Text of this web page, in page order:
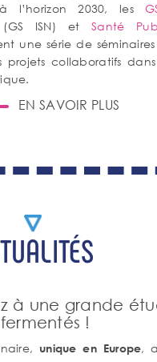
l’horizon 2030, les
(GS ISN) etSanté
une série de
projets collaboratifs
EN SAVOIR PLUS
à une grande
!
unique en Europe,